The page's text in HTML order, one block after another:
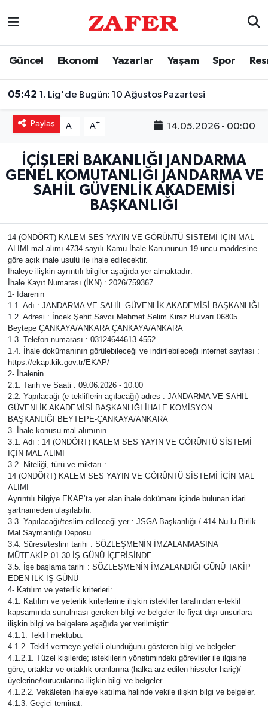
Güncel Ekonomi Yazarlar Yaşam Spor
05:42 1. Lig'de Bugün: 10 Ağustos Pazartesi
Paylaş A- A+ 14.05.2026 - 00:00
İÇİŞLERİ BAKANLIĞI JANDARMA
GENEL KOMUTANLIĞI JANDARMA VE
SAHİL GÜVENLİK AKADEMİSİ
BAŞKANLIĞI
14 (ONDÖRT) KALEM SES YAYIN VE GÖRÜNTÜ SİSTEMİ İÇİN MAL
ALIMI mal alımı 4734 sayılı Kamu İhale Kanununun 19 uncu maddesine
göre açık ihale usulü ile ihale edilecektir.
İhaleye ilişkin ayrıntılı bilgiler aşağıda yer almaktadır:
İhale Kayıt Numarası (İKN) : 2026/759367
1- İdarenin
1.1. Adı : JANDARMA VE SAHİL GÜVENLİK AKADEMİSİ BAŞKANLIĞI
1.2. Adresi : İncek Şehit Savcı Mehmet Selim Kiraz Bulvarı 06805
Beytepe ÇANKAYA/ANKARA ÇANKAYA/ANKARA
1.3. Telefon numarası : 03124644613-4552
1.4. İhale dokümanının görülebileceği ve indirilebileceği internet sayfası :
https://ekap.kik.gov.tr/EKAP/
2- İhalenin
2.1. Tarih ve Saati : 09.06.2026 - 10:00
2.2. Yapılacağı (e-tekliflerin açılacağı) adres : JANDARMA VE SAHİL
GÜVENLİK AKADEMİSİ BAŞKANLIĞI İHALE KOMİSYON
BAŞKANLIĞI BEYTEPE-ÇANKAYA/ANKARA
3- İhale konusu mal alımının
3.1. Adı : 14 (ONDÖRT) KALEM SES YAYIN VE GÖRÜNTÜ SİSTEMİ
İÇİN MAL ALIMI
3.2. Niteliği, türü ve miktarı :
14 (ONDÖRT) KALEM SES YAYIN VE GÖRÜNTÜ SİSTEMİ İÇİN MAL
ALIMI
Ayrıntılı bilgiye EKAP’ta yer alan ihale dokümanı içinde bulunan idari
şartnameden ulaşılabilir.
3.3. Yapılacağı/teslim edileceği yer : JSGA Başkanlığı / 414 Nu.lu Birlik
Mal Saymanlığı Deposu
3.4. Süresi/teslim tarihi : SÖZLEŞMENİN İMZALANMASINA
MÜTEAKİP 01-30 İŞ GÜNÜ İÇERİSİNDE
3.5. İşe başlama tarihi : SÖZLEŞMENİN İMZALANDIĞI GÜNÜ TAKİP
EDEN İLK İŞ GÜNÜ
4- Katılım ve yeterlik kriterleri:
4.1. Katılım ve yeterlik kriterlerine ilişkin istekliler tarafından e-teklif
kapsamında sunulması gereken bilgi ve belgeler ile fiyat dışı unsurlara
ilişkin bilgi ve belgelere aşağıda yer verilmiştir:
4.1.1. Teklif mektubu.
4.1.2. Teklif vermeye yetkili olunduğunu gösteren bilgi ve belgeler:
4.1.2.1. Tüzel kişilerde; isteklilerin yönetimindeki görevliler ile ilgisine
göre, ortaklar ve ortaklık oranlarına (halka arz edilen hisseler hariç)/
üyelerine/kurucularına ilişkin bilgi ve belgeler.
4.1.2.2. Vekâleten ihaleye katılma halinde vekile ilişkin bilgi ve belgeler.
4.1.3. Geçici teminat.
Nöbetçi Eczaneler
Süper Lig Puan Durumu ve Fikstür
Tüm Manşetler
Haber Arşivi